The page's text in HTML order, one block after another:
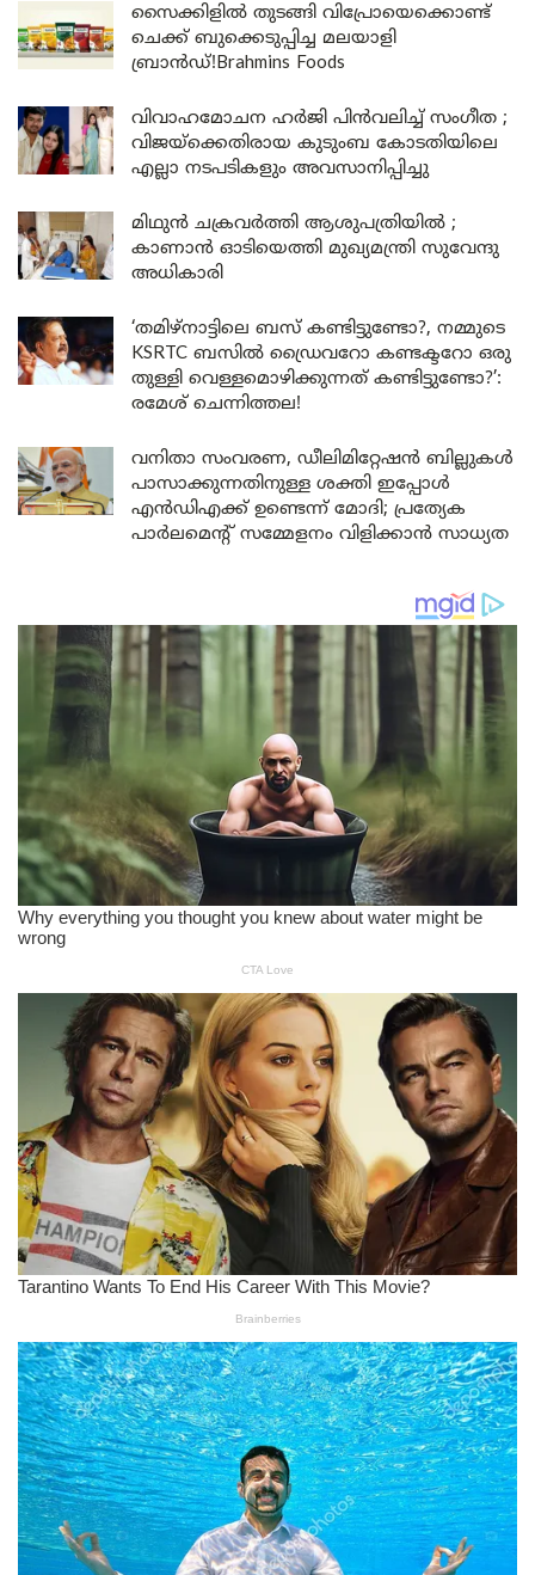
സൈക്കിളിൽ തുടങ്ങി വിപ്രോയെക്കൊണ്ട്
ചെക്ക് ബുക്കെടുപ്പിച്ച മലയാളി
ബ്രാൻഡ്!Brahmins Foods
വിവാഹമോചന ഹർജി പിൻവലിച്ച് സംഗീത ;
വിജയ്ക്കെതിരായ കുടുംബ കോടതിയിലെ
എല്ലാ നടപടികളും അവസാനിപ്പിച്ചു
മിഥുൻ ചക്രവർത്തി ആശുപത്രിയിൽ ;
കാണാൻ ഓടിയെത്തി മുഖ്യമന്ത്രി സുവേന്ദു
അധികാരി
‘തമിഴ്‌നാട്ടിലെ ബസ് കണ്ടിട്ടുണ്ടോ?, നമ്മുടെ
KSRTC ബസിൽ ഡ്രൈവറോ കണ്ടക്ടറോ ഒരു
തുള്ളി വെള്ളമൊഴിക്കുന്നത് കണ്ടിട്ടുണ്ടോ?’:
രമേശ് ചെന്നിത്തല!
വനിതാ സംവരണ, ഡീലിമിറ്റേഷൻ ബില്ലുകൾ
പാസാക്കുന്നതിനുള്ള ശക്തി ഇപ്പോൾ
എൻഡിഎക്ക് ഉണ്ടെന്ന് മോദി; പ്രത്യേക
പാർലമെന്റ് സമ്മേളനം വിളിക്കാൻ സാധ്യത